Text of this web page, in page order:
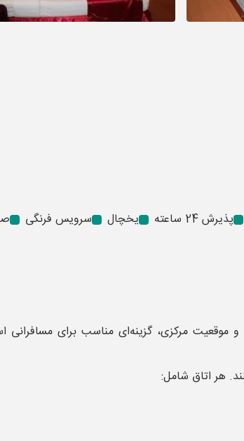
پذیرش 24 ساعته یخچال سرویس فرنگی
مرکزی، گزینه‌ای مناسب برای
هر اتاق شامل: